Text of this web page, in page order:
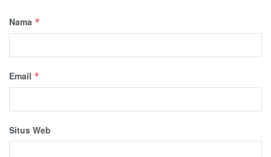
Nama *
Email *
Situs Web